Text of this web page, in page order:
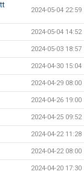
2024-05-04 22:59
2024-05-04 14:52
2024-05-03 18:57
2024-04-30 15:04
2024-04-29 08:00
2024-04-26 19:00
2024-04-25 09:52
2024-04-22 11:28
2024-04-22 08:00
2024-04-20 17:30